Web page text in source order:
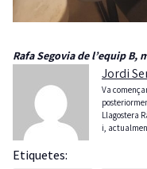
Rafa Segovia de l’equip B,
Jordi
Va
Llagostera
i,
Etiquetes: